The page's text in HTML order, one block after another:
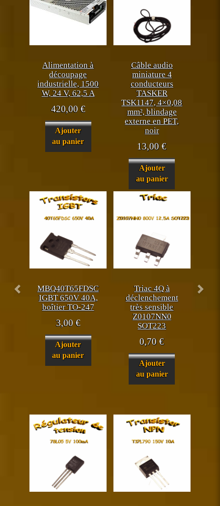
Alimentation à
découpage
industrielle, 1500
W, 24 V, 62,5 A
420,00€
Ajouter
au panier
Câble audio
miniature 4
conducteurs
TASKER
TSK1147, 4×0,08
mm², blindage
externe en PET,
noir
13,00€
Ajouter
au panier
MBQ40T65FDSC
IGBT 650V 40A,
boîtier TO-247
3,00€
Ajouter
au panier
Triac 4Q à
déclenchement
très sensible
Z0107NN0
SOT223
0,70€
Ajouter
au panier